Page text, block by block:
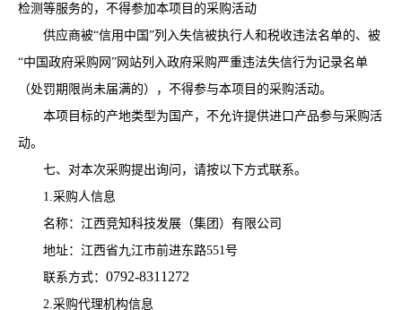
检测等服务的，不得参加本项目的采购活动
供应商被“信用中国”列入失信被执行人和税收违法名单的、被
“中国政府采购网”网站列入政府采购严重违法失信行为记录名单
（处罚期限尚未届满的），不得参与本项目的采购活动。
本项目标的产地类型为国产，不允许提供进口产品参与采购活
动。
七、对本次采购提出询问，请按以下方式联系。
1.采购人信息
名称： 江西竞知科技发展（集团）有限公司
地址： 江西省九江市前进东路551号
联系方式： 0792-8311272
2.采购代理机构信息